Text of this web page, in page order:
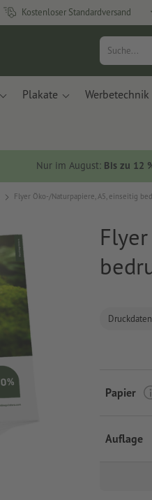
Kostenloser Standardversand
Plakate
Nur im August: Bis zu 12
Flyer Öko-/Naturpapiere, A5, einseitig
Papier
Auflage